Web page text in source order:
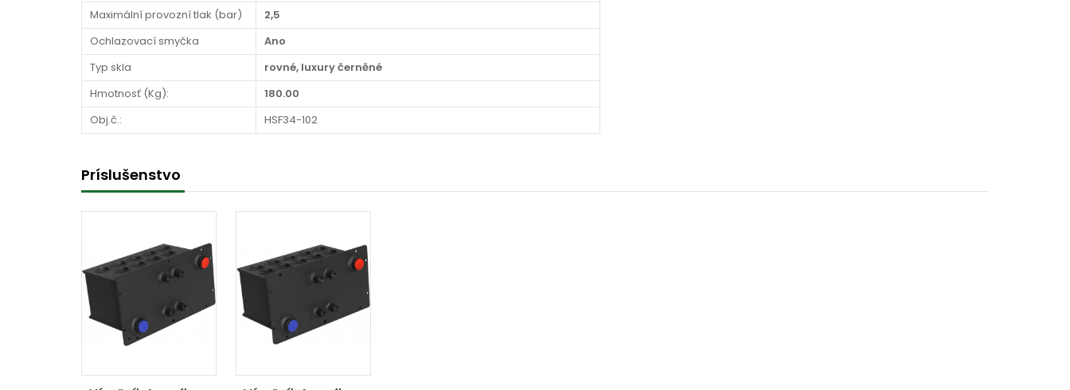
Maximální provozní tlak (bar)
2,5
Ochlazovací smyčka
Ano
Typ skla
rovné, luxury černěné
Hmotnosť (Kg):
180.00
Obj.č.:
HSF34-102
Príslušenstvo